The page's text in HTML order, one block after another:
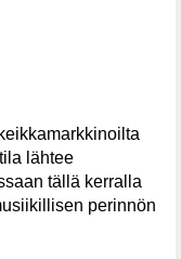
lähtee
tällä kerralla
perinnön